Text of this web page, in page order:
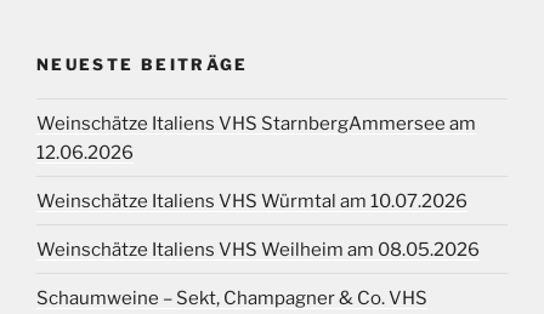
NEUESTE BEITRÄGE
Weinschätze Italiens VHS StarnbergAmmersee am
12.06.2026
Weinschätze Italiens VHS Würmtal am 10.07.2026
Weinschätze Italiens VHS Weilheim am 08.05.2026
Schaumweine – Sekt, Champagner & Co. VHS